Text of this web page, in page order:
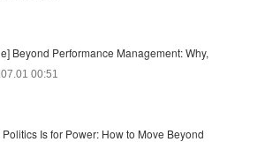
Beyond Performance Management: Why,
00:51
Politics Is for Power: How to Move Beyond